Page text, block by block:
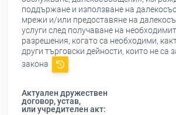
поддържане и използване на
мрежи и/или предоставяне на
услуги след получаване на
разрешения, когато са необходими,
други търговски дейности, които не са
закона
Актуален дружествен
договор, устав,
или учредителен акт: